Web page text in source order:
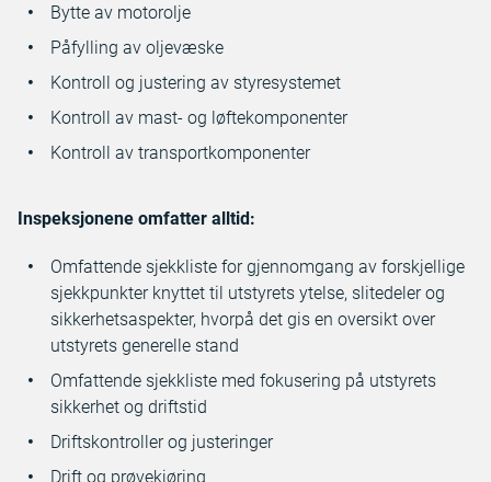
Bytte av motorolje
Påfylling av oljevæske
Kontroll og justering av styresystemet
Kontroll av mast- og løftekomponenter
Kontroll av transportkomponenter
Inspeksjonene omfatter alltid:
Omfattende sjekkliste for gjennomgang av forskjellige
sjekkpunkter knyttet til utstyrets ytelse, slitedeler og
sikkerhetsaspekter, hvorpå det gis en oversikt over
utstyrets generelle stand
Omfattende sjekkliste med fokusering på utstyrets
sikkerhet og driftstid
Driftskontroller og justeringer
Drift og prøvekjøring